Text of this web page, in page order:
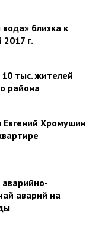
близка к
г.
тыс. жителей
района
Хромушин
аварий на